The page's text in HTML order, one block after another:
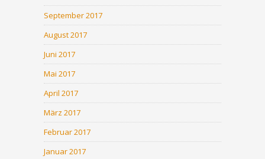
September 2017
August 2017
Juni 2017
Mai 2017
April 2017
März 2017
Februar 2017
Januar 2017